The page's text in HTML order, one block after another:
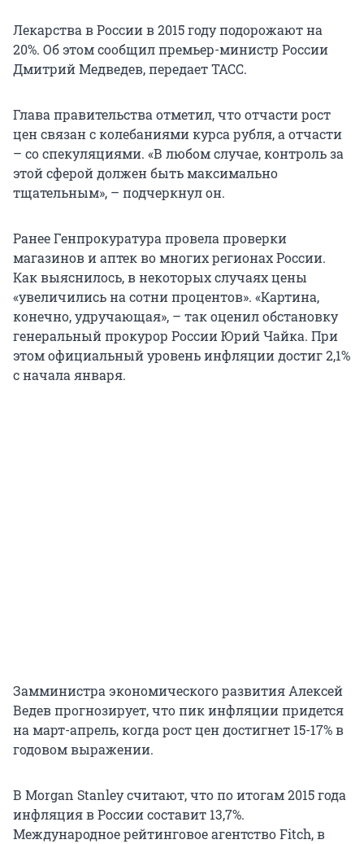
Лекарства в России в 2015 году подорожают на
20%. Об этом сообщил премьер-министр России
Дмитрий Медведев, передает ТАСС.
Глава правительства отметил, что отчасти рост
цен связан с колебаниями курса рубля, а отчасти
– со спекуляциями. «В любом случае, контроль за
этой сферой должен быть максимально
тщательным», – подчеркнул он.
Ранее Генпрокуратура провела проверки
магазинов и аптек во многих регионах России.
Как выяснилось, в некоторых случаях цены
«увеличились на сотни процентов». «Картина,
конечно, удручающая», – так оценил обстановку
генеральный прокурор России Юрий Чайка. При
этом официальный уровень инфляции достиг 2,1%
с начала января.
Замминистра экономического развития Алексей
Ведев прогнозирует, что пик инфляции придется
на март-апрель, когда рост цен достигнет 15-17% в
годовом выражении.
В Morgan Stanley считают, что по итогам 2015 года
инфляция в России составит 13,7%.
Международное рейтинговое агентство Fitch, в